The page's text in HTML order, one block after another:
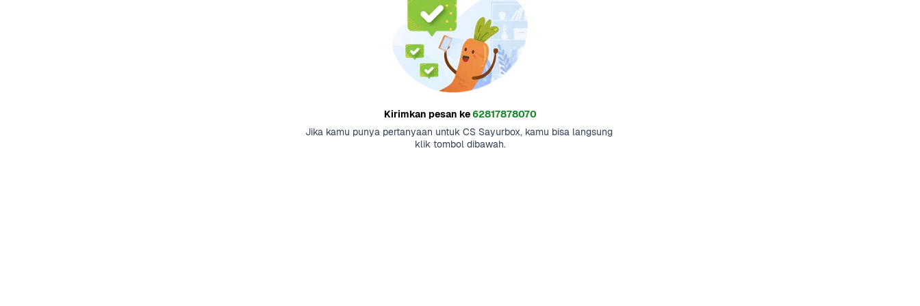
Kirimkan pesan ke62817878070
Jika kamu punya pertanyaan untuk CS Sayurbox, kamu bisa langsung
klik tombol dibawah.